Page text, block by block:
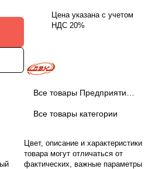
Цена указана с учетом
НДС 20%
Все товары категории
Цвет, описание и характеристики
товара могут отличаться от
фактических, важные параметры